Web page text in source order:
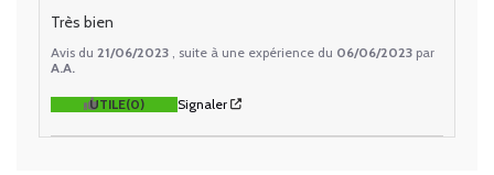
Très bien
Avis du 21/06/2023 , suite à une expérience du 06/06/2023 par
A.A.
UTILE(0) Signaler